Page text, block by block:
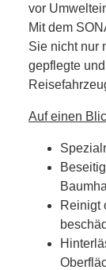
vor
Mit dem
Sie nicht nur
gepflegte
Auf einen
Reinigt